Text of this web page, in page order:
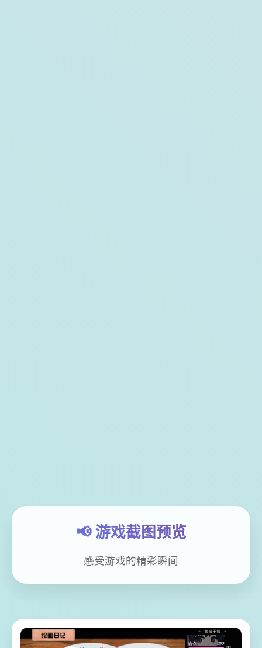
📢 游戏截图预览
感受游戏的精彩瞬间